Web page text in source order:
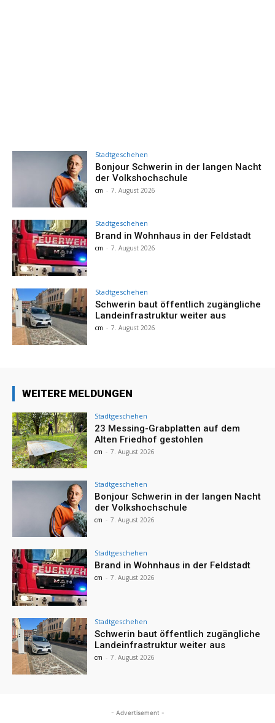
Stadtgeschehen
Bonjour Schwerin in der langen Nacht
der Volkshochschule
cm - 7. August 2026
Stadtgeschehen
Brand in Wohnhaus in der Feldstadt
cm - 7. August 2026
Stadtgeschehen
Schwerin baut öffentlich zugängliche
Landeinfrastruktur weiter aus
cm - 7. August 2026
WEITERE MELDUNGEN
Stadtgeschehen
23 Messing-Grabplatten auf dem
Alten Friedhof gestohlen
cm - 7. August 2026
Stadtgeschehen
Bonjour Schwerin in der langen Nacht
der Volkshochschule
cm - 7. August 2026
Stadtgeschehen
Brand in Wohnhaus in der Feldstadt
cm - 7. August 2026
Stadtgeschehen
Schwerin baut öffentlich zugängliche
Landeinfrastruktur weiter aus
cm - 7. August 2026
- Advertisement -